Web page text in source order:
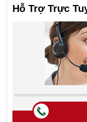
Hỗ Trợ Trực